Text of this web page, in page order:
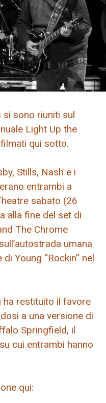
si sono riuniti sul
Light Up the
qui sotto.
Stills, Nash e i
entrambi a
sabato (26
alla fine del set di
The Chrome
umana
Young “Rockin” nel
ha restituito il favore
a una versione di
Springfield, il
cui entrambi hanno
qui: